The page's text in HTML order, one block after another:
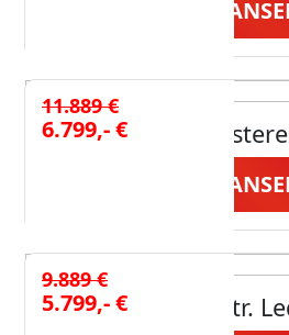
JETZT
11.889 €
6.799,- €Himolla
JETZT
9.889 €
5.799,- €Himolla elektr.